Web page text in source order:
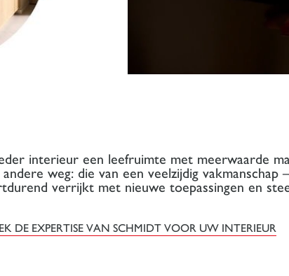
interieur een leefruimte met meerwaarde
weg: die van een veelzijdig vakmanschap
verrijkt met nieuwe toepassingen en
DE EXPERTISE VAN SCHMIDT VOOR UW INTERIEUR